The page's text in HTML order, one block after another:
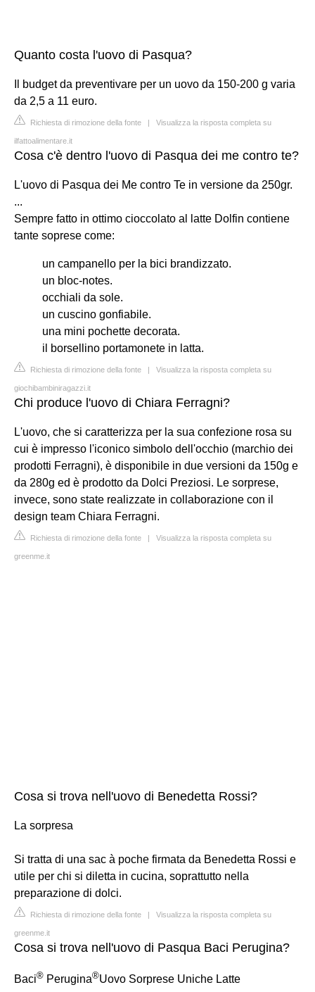
Quanto costa l'uovo di Pasqua?
Il budget da preventivare per un uovo da 150-200 g varia
da 2,5 a 11 euro.
Richiesta di rimozione della fonte | Visualizza la risposta completa su
ilfattoalimentare.it
Cosa c'è dentro l'uovo di Pasqua dei me contro te?
L'uovo di Pasqua dei Me contro Te in versione da 250gr.
...
Sempre fatto in ottimo cioccolato al latte Dolfin contiene
tante soprese come:
un campanello per la bici brandizzato.
un bloc-notes.
occhiali da sole.
un cuscino gonfiabile.
una mini pochette decorata.
il borsellino portamonete in latta.
Richiesta di rimozione della fonte | Visualizza la risposta completa su
giochibambiniragazzi.it
Chi produce l'uovo di Chiara Ferragni?
L'uovo, che si caratterizza per la sua confezione rosa su
cui è impresso l'iconico simbolo dell'occhio (marchio dei
prodotti Ferragni), è disponibile in due versioni da 150g e
da 280g ed è prodotto da Dolci Preziosi. Le sorprese,
invece, sono state realizzate in collaborazione con il
design team Chiara Ferragni.
Richiesta di rimozione della fonte | Visualizza la risposta completa su
greenme.it
Cosa si trova nell'uovo di Benedetta Rossi?
La sorpresa
Si tratta di una sac à poche firmata da Benedetta Rossi e
utile per chi si diletta in cucina, soprattutto nella
preparazione di dolci.
Richiesta di rimozione della fonte | Visualizza la risposta completa su
greenme.it
Cosa si trova nell'uovo di Pasqua Baci Perugina?
Baci® Perugina®Uovo Sorprese Uniche Latte